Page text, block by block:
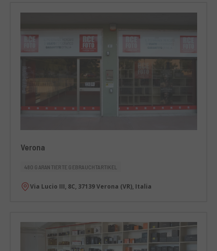
Verona
480 GARANTIERTE GEBRAUCHTARTIKEL
Via Lucio III, 8C, 37139 Verona (VR), Italia